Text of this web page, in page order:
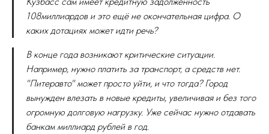
108миллиардов и это ещё не окончательная цифра. О
каких дотациях может идти речь?
В конце года возникают критические ситуации.
Например, нужно платить за транспорт, а средств нет.
"Питеравто" может просто уйти, и что тогда? Город
вынужден влезать в новые кредиты, увеличивая и без того
огромную долговую нагрузку. Уже сейчас нужно отдавать
банкам миллиард рублей в год.